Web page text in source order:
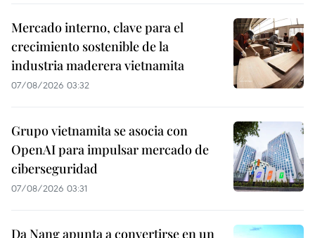
Mercado interno, clave para el
crecimiento sostenible de la
industria maderera vietnamita
07/08/2026 03:32
Grupo vietnamita se asocia con
OpenAI para impulsar mercado de
ciberseguridad
07/08/2026 03:31
Da Nang apunta a convertirse en un